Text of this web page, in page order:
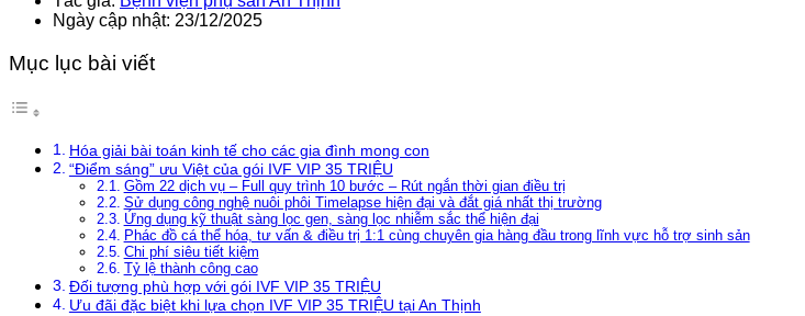
Ngày cập nhật: 23/12/2025
Mục lục bài viết
Hóa giải bài toán kinh tế cho các gia đình mong con
“Điểm sáng” ưu Việt của gói IVF VIP 35 TRIỆU
Gồm 22 dịch vụ – Full quy trình 10 bước – Rút ngắn thời gian điều trị
Sử dụng công nghệ nuôi phôi Timelapse hiện đại và đắt giá nhất thị trường
Ứng dụng kỹ thuật sàng lọc gen, sàng lọc nhiễm sắc thể hiện đại
Phác đồ cá thể hóa, tư vấn & điều trị 1:1 cùng chuyên gia hàng đầu trong lĩnh vực hỗ trợ sinh sản
Chi phí siêu tiết kiệm
Tỷ lệ thành công cao
Đối tượng phù hợp với gói IVF VIP 35 TRIỆU
Ưu đãi đặc biệt khi lựa chọn IVF VIP 35 TRIỆU tại An Thịnh